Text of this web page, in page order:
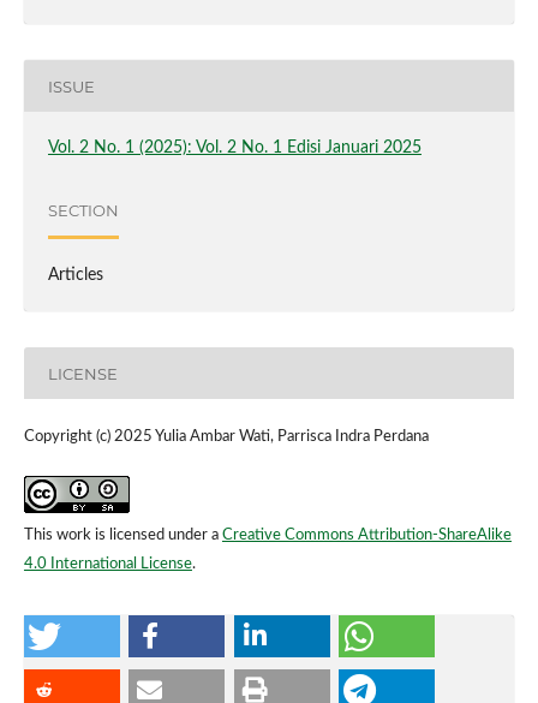
ISSUE
Vol. 2 No. 1 (2025): Vol. 2 No. 1 Edisi Januari 2025
SECTION
Articles
LICENSE
Copyright (c) 2025 Yulia Ambar Wati, Parrisca Indra Perdana
This work is licensed under a Creative Commons Attribution-ShareAlike
4.0 International License.